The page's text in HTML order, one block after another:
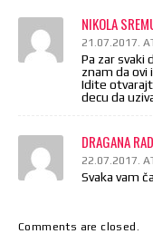
NIKOLA
21.07.2017.
Pa zar svaki
znam da ovi
Idite
decu da
DRAGANA
22.07.2017.
Svaka vam
Comments are closed.